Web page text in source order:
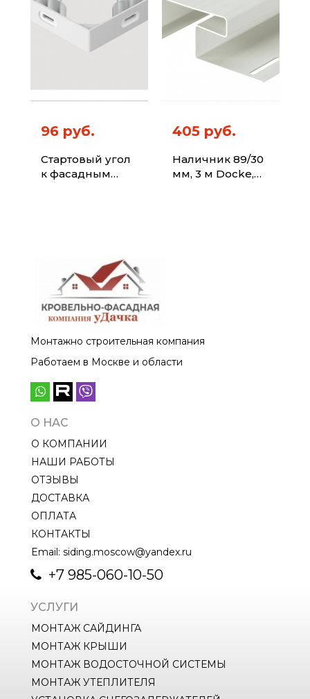
96 руб.
Стартовый угол
к фасадным
405 руб.
Наличник 89/30
мм, 3 м Docke,
Монтажно строительная компания
Работаем в Москве и области
О НАС
О КОМПАНИИ
НАШИ РАБОТЫ
ОТЗЫВЫ
ДОСТАВКА
ОПЛАТА
КОНТАКТЫ
Email: siding.moscow@yandex.ru
+7 985-060-10-50
УСЛУГИ
МОНТАЖ САЙДИНГА
МОНТАЖ КРЫШИ
МОНТАЖ ВОДОСТОЧНОЙ СИСТЕМЫ
МОНТАЖ УТЕПЛИТЕЛЯ